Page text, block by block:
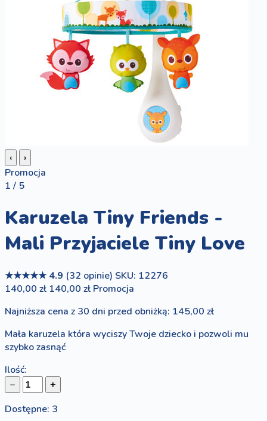
‹
›
Promocja
1 / 5
Karuzela Tiny Friends -
Mali Przyjaciele Tiny Love
★★★★★ 4.9 (32 opinie) SKU: 12276
140,00 zł 140,00 zł Promocja
Najniższa cena z 30 dni przed obniżką: 145,00 zł
Mała karuzela która wyciszy Twoje dziecko i pozwoli mu
szybko zasnąć
Ilość:
−
+
Dostępne: 3